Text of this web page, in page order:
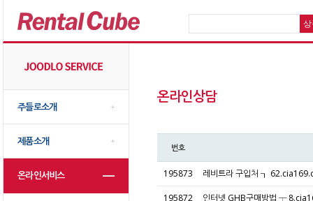
주들로소개
제품소개
온라인서비스
온라인상담
번호
195873 레비트라 구입처 ┒
195872 인터넷 GHB구매방법 ┬